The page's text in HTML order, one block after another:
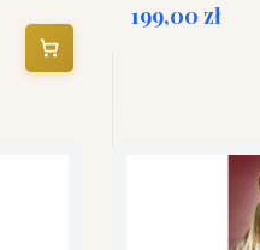
199,00 zł